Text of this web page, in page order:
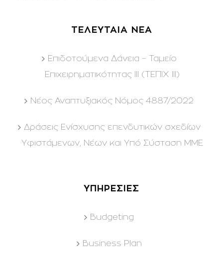
ΤΕΛΕΥΤΑΙΑ ΝΕΑ
Επιδοτούμενα Δάνεια – Ταμείο
Επιχειρηματικότητας ΙΙΙ (ΤΕΠΙΧ ΙΙΙ)
Νέος Αναπτυξιακός Νόμος 4887/2022
Δράσεις Ενίσχυσης επενδυτικών σχεδίων
Υφιστάμενων, Νέων και Υπό Σύσταση ΜΜΕ
ΥΠΗΡΕΣΙΕΣ
Budgeting
Business Plan